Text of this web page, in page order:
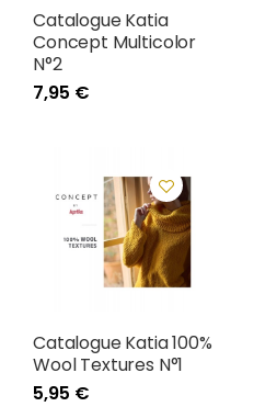
Catalogue Katia
Concept Multicolor
N°2
7,95 €
Catalogue Katia 100%
Wool Textures N°1
5,95 €